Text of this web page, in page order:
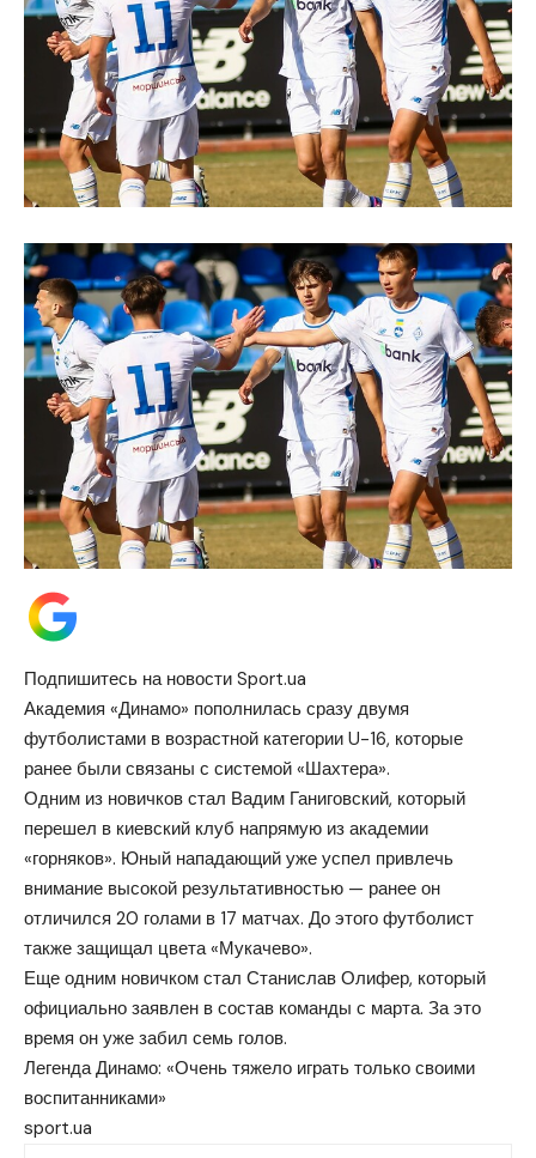
Подпишитесь на новости Sport.ua
Академия «Динамо» пополнилась сразу двумя
футболистами в возрастной категории U-16, которые
ранее были связаны с системой «Шахтера».
Одним из новичков стал Вадим Ганиговский, который
перешел в киевский клуб напрямую из академии
«горняков». Юный нападающий уже успел привлечь
внимание высокой результативностью — ранее он
отличился 20 голами в 17 матчах. До этого футболист
также защищал цвета «Мукачево».
Еще одним новичком стал Станислав Олифер, который
официально заявлен в состав команды с марта. За это
время он уже забил семь голов.
Легенда Динамо: «Очень тяжело играть только своими
воспитанниками»
sport.ua